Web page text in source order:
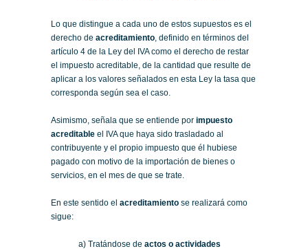
Lo que distingue a cada uno de estos supuestos es el
derecho de acreditamiento , definido en términos del
artículo 4 de la Ley del IVA como el derecho de restar
el impuesto acreditable, de la cantidad que resulte de
aplicar a los valores señalados en esta Ley la tasa que
corresponda según sea el caso.
Asimismo, señala que se entiende por impuesto
acreditable el IVA que haya sido trasladado al
contribuyente y el propio impuesto que él hubiese
pagado con motivo de la importación de bienes o
servicios, en el mes de que se trate.
En este sentido el acreditamiento se realizará como
sigue:
a) Tratándose de actos o actividades